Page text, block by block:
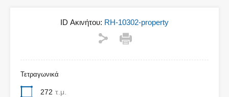
ID Ακινήτου: RH-10302-property
Τετραγωνικά
272 τ.μ.